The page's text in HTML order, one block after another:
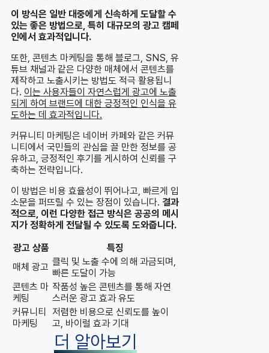
이 방식은 일반 대중에게 신속하게 도달할 수
있는 좋은 방법으로, 특히 대규모의 광고 캠페
인에서 효과적입니다.
또한, 콘텐츠 마케팅을 통해 블로그, SNS, 유
튜브 채널과 같은 다양한 매체에서 콘텐츠를
제작하고 노출시키는 방법도 적극 활용됩니
다. 이는 사용자들이 자연스럽게 광고에 노출
되게 하여 브랜드에 대한 긍정적인 인식을 유
도하는 데 효과적입니다.
커뮤니티 마케팅은 네이버 카페와 같은 커뮤
니티에서 국민들의 관심을 끌 만한 정보를 공
유하고, 긍정적인 후기를 게시하여 신뢰를 구
축하는 전략입니다.
이 방법은 비용 효율성이 뛰어나고, 빠르게 입
소문을 퍼뜨릴 수 있는 장점이 있습니다. 결과
적으로, 이런 다양한 접근 방식은 공공의 메시
지가 정확하게 전달될 수 있도록 도와줍니다.
광고 상품
특징
매체 광고 클릭 및 노출 수에 의해 과금되며,
빠른 도달이 가능
콘텐츠 마
케팅
작품성 높은 콘텐츠를 통해 자연
스러운 광고 효과 유도
커뮤니티
마케팅
저렴한 비용으로 신뢰도를 높이
고, 바이럴 효과 기대
더 알아보기